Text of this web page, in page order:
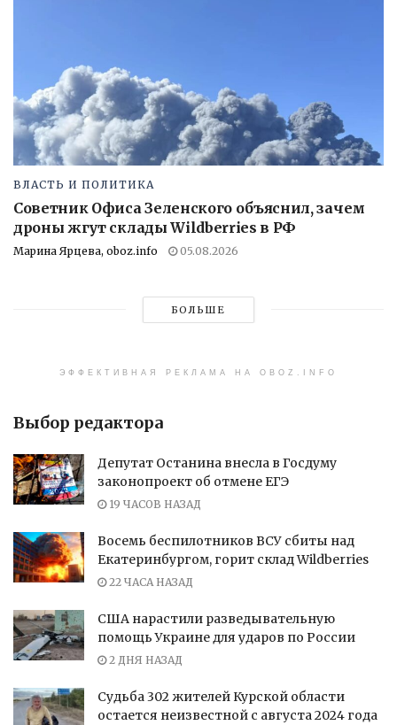
ВЛАСТЬ И ПОЛИТИКА
Советник Офиса Зеленского объяснил, зачем
дроны жгут склады Wildberries в РФ
Марина Ярцева, oboz.info 05.08.2026
БОЛЬШЕ
ЭФФЕКТИВНАЯ РЕКЛАМА НА OBOZ.INFO
Выбор редактора
Депутат Останина внесла в Госдуму
законопроект об отмене ЕГЭ
19 ЧАСОВ НАЗАД
Восемь беспилотников ВСУ сбиты над
Екатеринбургом, горит склад Wildberries
22 ЧАСА НАЗАД
США нарастили разведывательную
помощь Украине для ударов по России
2 ДНЯ НАЗАД
Судьба 302 жителей Курской области
остается неизвестной с августа 2024 года